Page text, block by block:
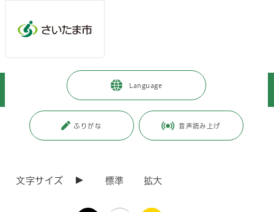
Language
ふりがな 音声読み上げ
文字サイズ 標準 拡大
事業者向けの情報 > 届出・手続き 入札・契約
さいたま市様式の請求書用紙
更新日付：2023年9月14日 / ページ番号：C002138